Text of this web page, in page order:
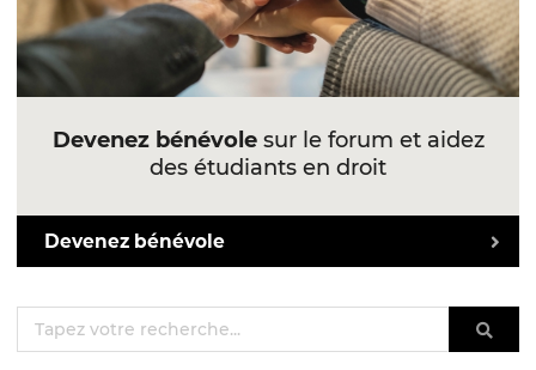
Devenez bénévolesur le forum et aidez
des étudiants en droit
Devenez bénévole